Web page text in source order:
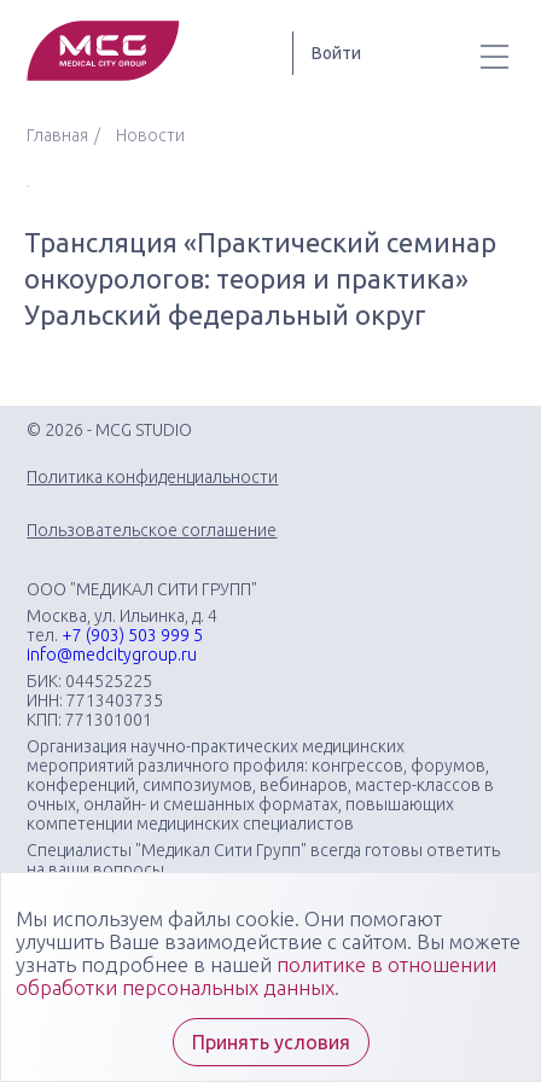
Войти
Главная Новости
Трансляция «Практический семинар
онкоурологов: теория и практика»
Уральский федеральный округ
© 2026 - MCG STUDIO
Политика конфиденциальности
Пользовательское соглашение
ООО "МЕДИКАЛ СИТИ ГРУПП"
Москва, ул. Ильинка, д. 4
тел. +7 (903) 503 999 5
info@medcitygroup.ru
БИК: 044525225
ИНН: 7713403735
КПП: 771301001
Организация научно-практических медицинских
мероприятий различного профиля: конгрессов, форумов,
конференций, симпозиумов, вебинаров, мастер-классов в
очных, онлайн- и смешанных форматах, повышающих
компетенции медицинских специалистов
Специалисты "Медикал Сити Групп" всегда готовы ответить
на ваши вопросы
Мы используем файлы cookie. Они помогают
улучшить Ваше взаимодействие с сайтом. Вы можете
узнать подробнее в нашей политике в отношении
обработки персональных данных.
Принять условия